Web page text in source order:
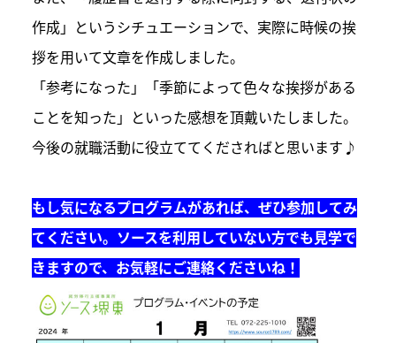
作成」というシチュエーションで、実際に時候の挨
拶を用いて文章を作成しました。
「参考になった」「季節によって色々な挨拶がある
ことを知った」といった感想を頂戴いたしました。
今後の就職活動に役立ててくださればと思います♪
もし気になるプログラムがあれば、ぜひ参加してみ
てください。ソースを利用していない方でも見学で
きますので、お気軽にご連絡くださいね！